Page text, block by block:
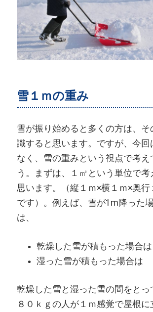
雪１ｍの重み
雪が振り始めると多くの方は、そ
識すると思います。ですが、今回
なく、雪の重みという視点で考え
う。まずは、１㎥という単位で考
思います。（縦１ｍ×横１ｍ×奥
です）。例えば、雪が1m降った
は、
乾燥した雪が積もった場合
湿った雪が積もった場合は
乾燥した雪と湿った雪の間をとっ
８０ｋｇの人が１ｍ感覚で屋根に